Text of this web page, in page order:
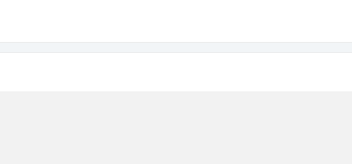
Придомовая территория благоустроена, на ней проведено озеленение по
многоуровневый ландшафтный дизайн. Во дворе расположены детские и спортивные
видов спорта, зоны отдыха с беседками, спроектирован бульвар и
сада. Для автовладельцев предусмотрен крытый и гостевой паркинг.
Внешняя инфраструктура развита, в пешей доступности: школа, детский сад,